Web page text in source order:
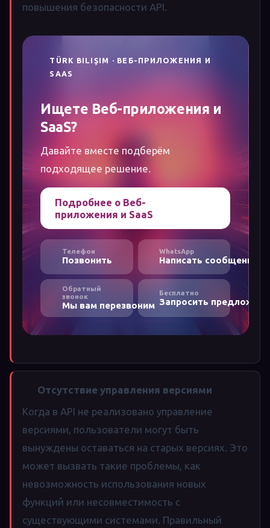
повышения безопасности API.
TÜRK BILIŞIM · ВЕБ-ПРИЛОЖЕНИЯ И
SAAS
Ищете Веб-приложения и
SaaS?
Давайте вместе подберём
подходящее решение.
Подробнее о Веб-
приложения и SaaS
Телефон
Позвонить
WhatsApp
Написать сообщение
Обратный
звонок
Мы вам перезвоним
Бесплатно
Запросить
Отсутствие управления версиями
Когда в API не реализовано управление
версиями, пользователи могут быть
вынуждены оставаться на старых версиях. Это
может вызвать такие проблемы, как
невозможность использования новых
функций или несовместимость с
существующими системами. Правильный